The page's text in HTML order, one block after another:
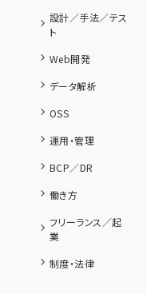
設計／手法／テス
ト
Web開発
データ解析
OSS
運用・管理
BCP／DR
働き方
フリーランス／起
業
制度・法律